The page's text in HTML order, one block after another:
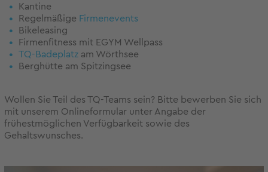
Kantine
Regelmäßige Firmenevents
Bikeleasing
Firmenfitness mit EGYM Wellpass
TQ-Badeplatz am Wörthsee
Berghütte am Spitzingsee
Wollen Sie Teil des TQ-Teams sein? Bitte bewerben Sie sich
mit unserem Onlineformular unter Angabe der
frühestmöglichen Verfügbarkeit sowie des
Gehaltswunsches.